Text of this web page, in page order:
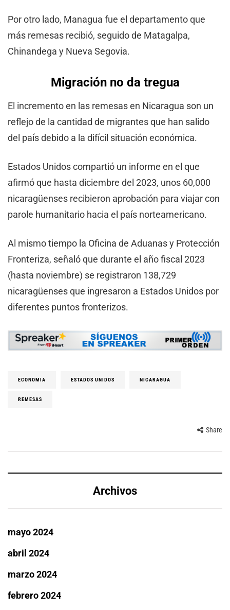
Por otro lado, Managua fue el departamento que
más remesas recibió, seguido de Matagalpa,
Chinandega y Nueva Segovia.
Migración no da tregua
El incremento en las remesas en Nicaragua son un
reflejo de la cantidad de migrantes que han salido
del país debido a la difícil situación económica.
Estados Unidos compartió un informe en el que
afirmó que hasta diciembre del 2023, unos 60,000
nicaragüenses recibieron aprobación para viajar con
parole humanitario hacia el país norteamericano.
Al mismo tiempo la Oficina de Aduanas y Protección
Fronteriza, señaló que durante el año fiscal 2023
(hasta noviembre) se registraron 138,729
nicaragüenses que ingresaron a Estados Unidos por
diferentes puntos fronterizos.
ECONOMIA ESTADOS UNIDOS NICARAGUA
REMESAS
Share
Archivos
mayo 2024
abril 2024
marzo 2024
febrero 2024